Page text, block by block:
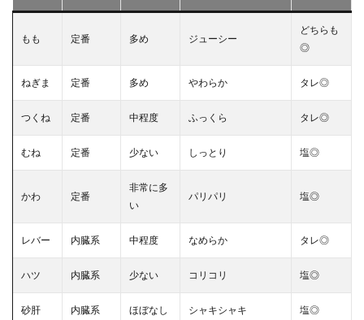
もも 定番 多め ジューシー
どちらも
◎
ねぎま 定番 多め やわらか タレ◎
つくね 定番 中程度 ふっくら タレ◎
むね 定番 少ない しっとり 塩◎
かわ 定番
非常に多
い
パリパリ 塩◎
レバー 内臓系 中程度 なめらか タレ◎
ハツ 内臓系 少ない コリコリ 塩◎
砂肝 内臓系 ほぼなし シャキシャキ 塩◎